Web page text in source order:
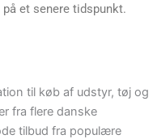
et senere tidspunkt.
til køb af udstyr, tøj og
fra flere danske
tilbud fra populære